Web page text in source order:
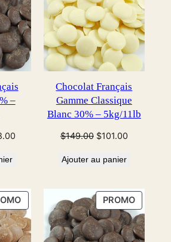
PROMOTION
–
Le
$168.00.
Chocolat Français
Gamme Classique
Blanc 30% – 5kg/11lb
$149.00 Le
initial
$149.00.
$101.00Le
$101.00.
Ajouter au panier
PRODUIT
EN
PROMOTION
PROMO
EN